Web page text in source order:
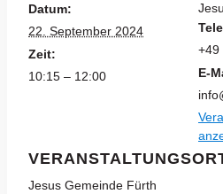
Datum:
22. September 2024
Zeit:
10:15 – 12:00
Jesus Gemeinde Fürth
+49
E-